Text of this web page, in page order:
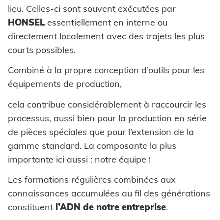
Pièces auto-sertissables
Pièces auto-perçantes
Rondelles à griffes
Entretoises
Bagues
Rivets industriels
Pièces spéciales
Automation
Pose pièces auto-sertissables
Honsel France
Honsel partenaire
Environnement
Honsel projets
Industrie
Automobile
Formage à froid
Traitement ultérieur
Assurance qualité
SUPPLY CHAIN
Logistique
Prêt pour la livraison
SAVOIR-FAIRE
Innovations
Certificates
Agréments techniques
DOMAINES D'APPLICATION
Carrosseries de voitures
Construction d'usine
Construction de véhicules
SERVICE
SUPPORT
TELECHARGEMENTS
lieu. Celles-ci sont souvent exécutées par
HONSEL essentiellement en interne ou
directement localement avec des trajets les plus
courts possibles.
Combiné à la propre conception d’outils pour les
équipements de production,
cela contribue considérablement à raccourcir les
processus, aussi bien pour la production en série
de pièces spéciales que pour l’extension de la
gamme standard. La composante la plus
importante ici aussi : notre équipe !
Les formations régulières combinées aux
connaissances accumulées au fil des générations
constituent l’ADN de notre entreprise.